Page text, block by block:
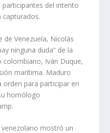
participantes del intento
capturados.
de Venezuela, Nicolás
ninguna duda” de la
colombiano, Iván Duque,
marítima. Maduro
orden para participar en
homólogo
mostró un